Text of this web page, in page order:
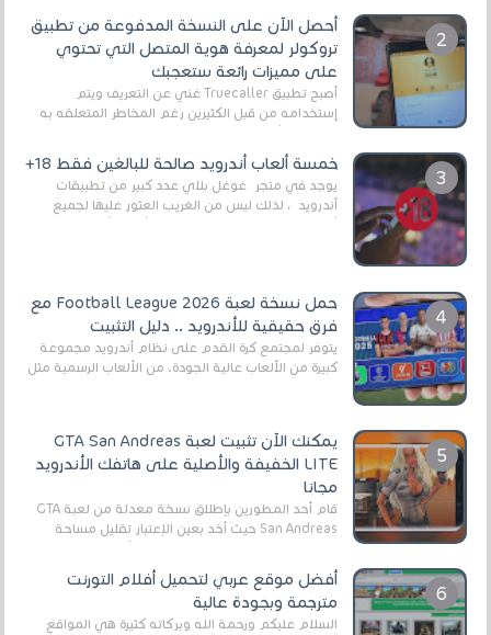
أحصل الآن على النسخة المدفوعة من تطبيق
تروكولر لمعرفة هوية المتصل التي تحتوي
على مميزات رائعة ستعجبك
أصبح تطبيق Truecaller غني عن التعريف ويتم
إستخدامه من قبل الكثيرين رغم المخاطر المتعلقه به
خمسة ألعاب أندرويد صالحة للبالغين فقط 18+
يوجد في متجر غوغل بلاي عدد كبير من تطبيقات
أندرويد ، لذلك ليس من الغريب العثور عليها لجميع
حمل نسخة لعبة Football League 2026 مع
فرق حقيقية للأندرويد .. دليل التثبيت
يتوفر لمجتمع كرة القدم على نظام أندرويد مجموعة
كبيرة من الألعاب عالية الجودة. من الألعاب الرسمية مثل
يمكنك الآن تثبيت لعبة GTA San Andreas
LITE الخفيفة والأصلية على هاتفك الأندرويد
مجانا
قام أحد المطورين بإطلاق نسخة معدلة من لعبة GTA
San Andreas حيث أخد بعين الإعتبار تقليل مساحة
أفضل موقع عربي لتحميل أفلام التورنت
مترجمة وبجودة عالية
السلام عليكم ورحمة الله وبركاته كثيرة هي المواقع